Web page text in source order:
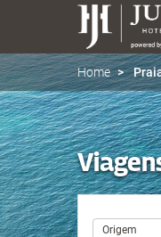
Home
Trajecto
Origem